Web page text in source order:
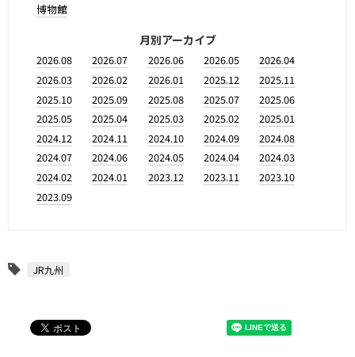
博物館
月別アーカイブ
2026.08 2026.07 2026.06 2026.05
2026.04
2026.03
2026.02 2026.01 2025.12
2025.11
2025.10
2025.09 2025.08 2025.07
2025.06
2025.05
2025.04 2025.03 2025.02
2025.01
2024.12
2024.11 2024.10 2024.09
2024.08
2024.07
2024.06 2024.05 2024.04
2024.03
2024.02
2024.01 2023.12 2023.11
2023.10
2023.09
JR九州